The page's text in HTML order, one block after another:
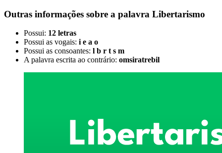
Outras informações sobre a palavra Libertarismo
Possui: 12 letras
Possui as vogais: i e a o
Possui as consoantes: l b r t s m
A palavra escrita ao contrário: omsiratrebil